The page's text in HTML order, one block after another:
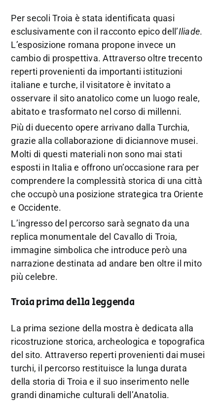
Per secoli Troia è stata identificata quasi
esclusivamente con il racconto epico dell’Iliade.
L’esposizione romana propone invece un
cambio di prospettiva. Attraverso oltre trecento
reperti provenienti da importanti istituzioni
italiane e turche, il visitatore è invitato a
osservare il sito anatolico come un luogo reale,
abitato e trasformato nel corso di millenni.
Più di duecento opere arrivano dalla Turchia,
grazie alla collaborazione di diciannove musei.
Molti di questi materiali non sono mai stati
esposti in Italia e offrono un’occasione rara per
comprendere la complessità storica di una città
che occupò una posizione strategica tra Oriente
e Occidente.
L’ingresso del percorso sarà segnato da una
replica monumentale del Cavallo di Troia,
immagine simbolica che introduce però una
narrazione destinata ad andare ben oltre il mito
più celebre.
Troia prima della leggenda
La prima sezione della mostra è dedicata alla
ricostruzione storica, archeologica e topografica
del sito. Attraverso reperti provenienti dai musei
turchi, il percorso restituisce la lunga durata
della storia di Troia e il suo inserimento nelle
grandi dinamiche culturali dell’Anatolia.